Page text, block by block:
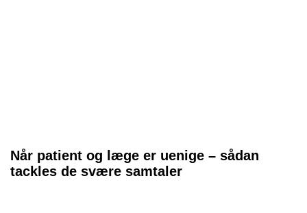
Når patient og læge er uenige – sådan
tackles de svære samtaler